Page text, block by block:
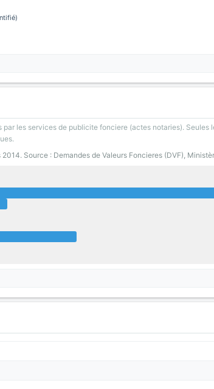
les services de publicite fonciere (actes notaries). Seules
Source : Demandes de Valeurs Foncieres (DVF),